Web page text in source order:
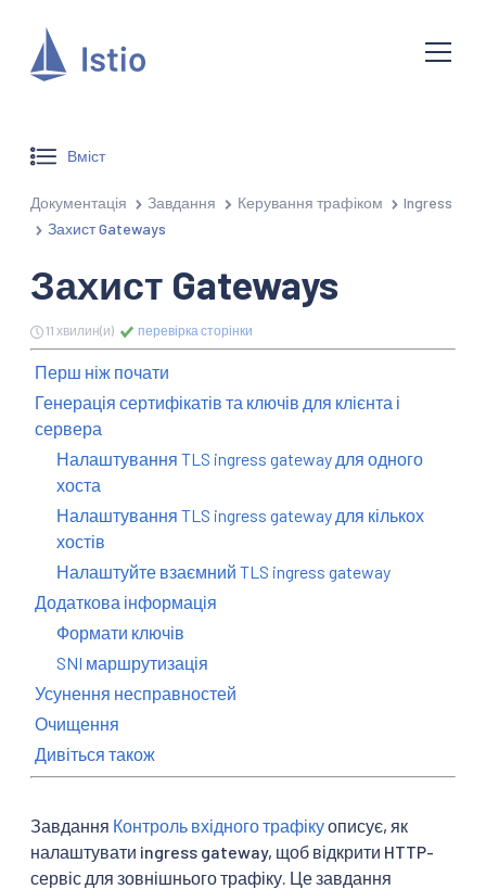
Вміст
Документація Завдання Керування трафіком
Ingress
Захист Gateways
Захист Gateways
11 хвилин(и) перевірка сторінки
Перш ніж почати
Генерація сертифікатів та ключів для клієнта і
сервера
Налаштування TLS ingress gateway для одного
хоста
Налаштування TLS ingress gateway для кількох
хостів
Налаштуйте взаємний TLS ingress gateway
Додаткова інформація
Формати ключів
SNI маршрутизація
Усунення несправностей
Очищення
Дивіться також
Завдання Контроль вхідного трафікуописує, як
налаштувати ingress gateway, щоб відкрити HTTP-
сервіс для зовнішнього трафіку. Це завдання